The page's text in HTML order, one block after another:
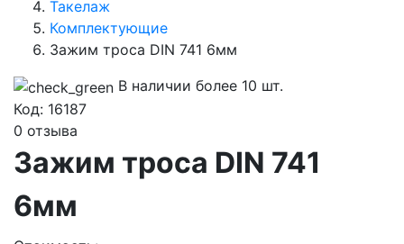
Такелаж
Комплектующие
Зажим троса DIN 741 6мм
В наличии более 10 шт.
Код: 16187
0 отзыва
Зажим троса DIN 741
6мм